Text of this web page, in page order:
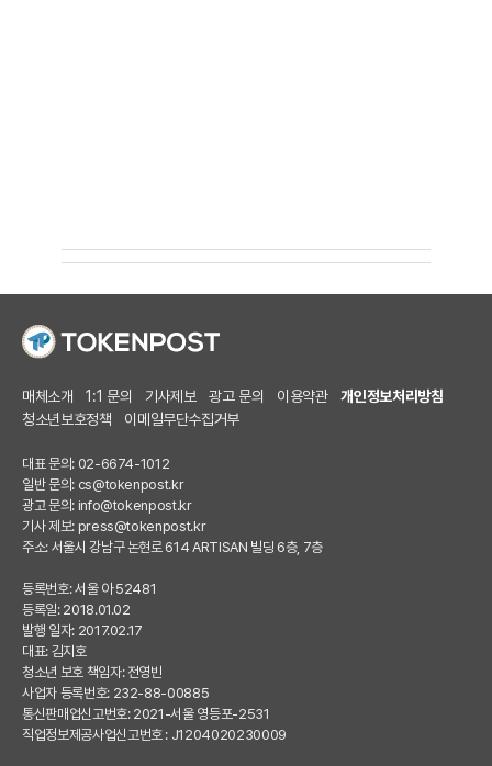
매체소개 1:1 문의 기사제보 광고 문의 이용약관
개인정보처리방침
청소년보호정책
이메일무단수집거부
대표 문의: 02-6674-1012
일반 문의: cs@tokenpost.kr
광고 문의: info@tokenpost.kr
기사 제보: press@tokenpost.kr
주소: 서울시 강남구 논현로 614 ARTISAN 빌딩 6층, 7층
등록번호: 서울 아 52481
등록일: 2018.01.02
발행 일자: 2017.02.17
대표: 김지호
청소년 보호 책임자: 전영빈
사업자 등록번호: 232-88-00885
통신판매업신고번호: 2021-서울 영등포-2531
직업정보제공사업신고번호 : J1204020230009